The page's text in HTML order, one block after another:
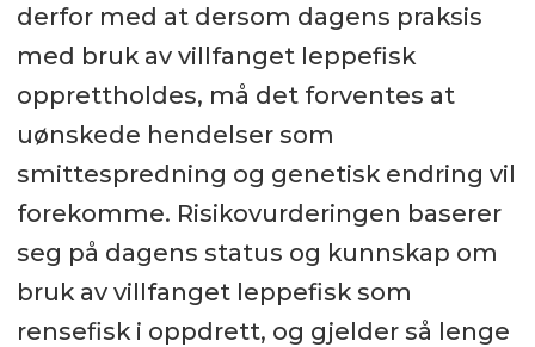
derfor med at dersom dagens praksis
med bruk av villfanget leppefisk
opprettholdes, må det forventes at
uønskede hendelser som
smittespredning og genetisk endring vil
forekomme. Risikovurderingen baserer
seg på dagens status og kunnskap om
bruk av villfanget leppefisk som
rensefisk i oppdrett, og gjelder så lenge